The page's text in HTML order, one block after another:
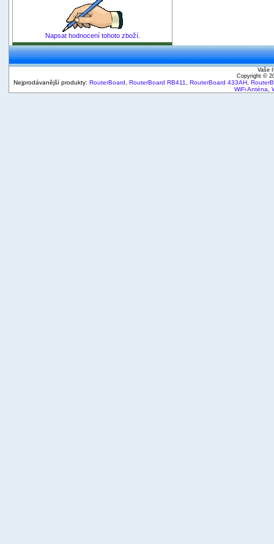
Napsat hodnocení tohoto zboží.
Vaše
Copyright ©
Nejprodávanější produkty: RouterBoard RouterBoard RB411 RouterBoard 433AH
WiFi Anténa